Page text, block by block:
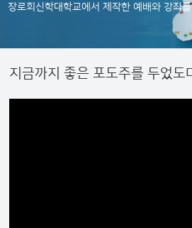
장로회신학대학교에서 제작한 예배와 강좌
지금까지 좋은 포도주를 두었도